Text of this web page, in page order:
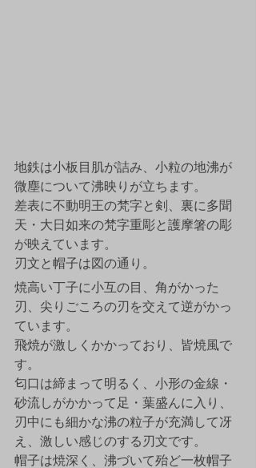
地鉄は小板目肌が詰み、小粒の地沸が
微塵について沸映りが立ちます。
差表に不動明王の梵字と剣、裏に多聞
天・大日如来の梵字重彫と護摩箸の彫
が映えています。
刃文と帽子は図の通り。
焼高い丁子に小互の目、角がかった
刃、尖りごころの刃を交えて逆がかっ
ています。
飛焼が激しくかかっており、皆焼風で
す。
匂口は締まって明るく、小形の金線・
砂流しがかかって足・葉盛んに入り、
刃中にも細かな沸の粒子が充満して冴
え、激しい感じのする刃文です。
帽子は焼深く、沸づいて殆ど一枚帽子